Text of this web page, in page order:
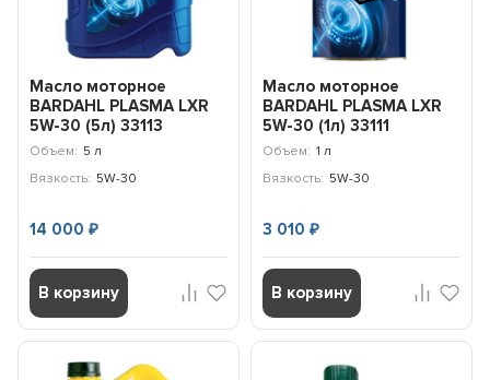
Масло моторное
BARDAHL PLASMA LXR
5W-30 (5л) 33113
Объем: 5 л
Вязкость: 5W-30
14 000₽
В корзину
Масло моторное
BARDAHL PLASMA LXR
5W-30 (1л) 33111
Объем: 1 л
Вязкость: 5W-30
3 010 ₽
В корзину